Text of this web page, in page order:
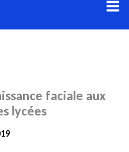
faciale aux
lycées